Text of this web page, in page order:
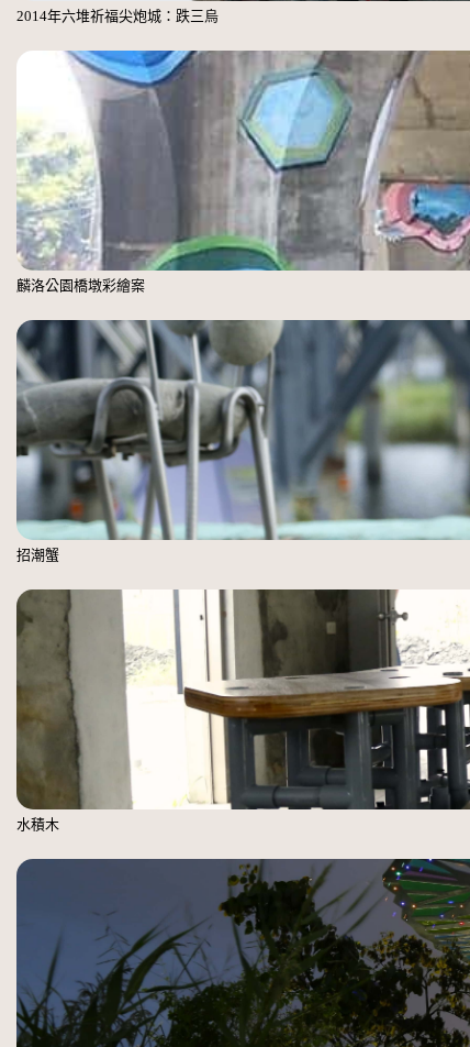
2014年六堆祈福尖炮城：跌三烏
麟洛公園橋墩彩繪案
招潮蟹
水積木